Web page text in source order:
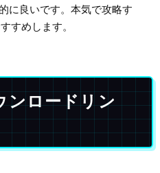
に良いです。本気で攻略す
すめします。
ンロードリン